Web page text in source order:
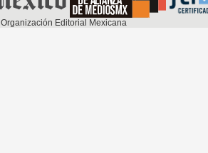
Organización Editorial Mexicana